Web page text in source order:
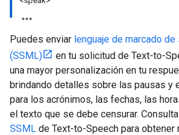
Puedes enviar lenguaje de marcado
(SSML)
en tu solicitud de Text-to-
una mayor personalización en tu
brindando detalles sobre las pausas y
para los acrónimos, las fechas, las
el texto que se debe censurar.
SSML de Text-to-Speech para obtener